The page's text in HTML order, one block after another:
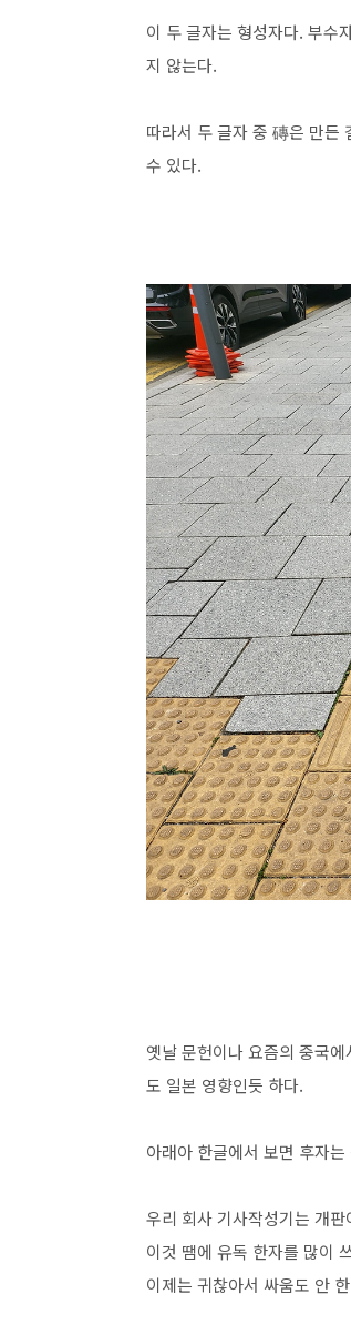
이 두 글자는 형성자다. 부수
지 않는다.
따라서 두 글자 중 磚은 만든
수 있다.
옛날 문헌이나 요즘의 중국
도 일본 영향인듯 하다.
아래아 한글에서 보면 후자
우리 회사 기사작성기는 개
이것 땜에 유독 한자를 많이
이제는 귀찮아서 싸움도 안